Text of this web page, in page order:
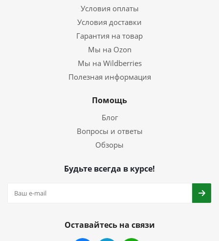
Условия оплаты
Условия доставки
Гарантия на товар
Мы на Ozon
Мы на Wildberries
Полезная информация
Помощь
Блог
Вопросы и ответы
Обзоры
Будьте всегда в курсе!
Оставайтесь на связи